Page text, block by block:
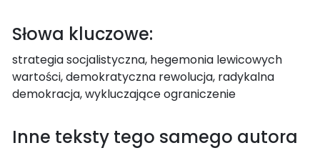
Słowa kluczowe:
strategia socjalistyczna, hegemonia lewicowych
wartości, demokratyczna rewolucja, radykalna
demokracja, wykluczające ograniczenie
Inne teksty tego samego autora